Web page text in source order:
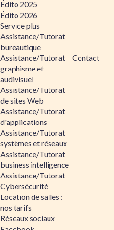
Édito 2025
Édito 2026
Service plus
Assistance/Tutorat
bureautique
Assistance/Tutorat
graphisme et
audivisuel
Assistance/Tutorat
de sites Web
Assistance/Tutorat
d'applications
Assistance/Tutorat
systèmes et réseaux
Assistance/Tutorat
business intelligence
Assistance/Tutorat
Cybersécurité
Location de salles :
nos tarifs
Réseaux sociaux
Contact